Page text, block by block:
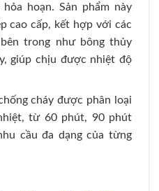
hoạn. Sản phẩm này
cao cấp, kết hợp với các
trong như bông thủy
giúp chịu được nhiệt độ
cháy được phân loại
từ 60 phút, 90 phút
cầu đa dạng của từng